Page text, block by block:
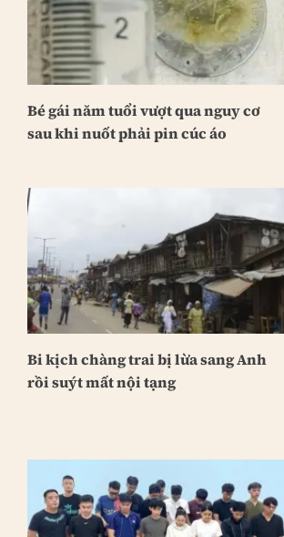
Bé gái năm tuổi vượt qua nguy cơ
sau khi nuốt phải pin cúc áo
Bi kịch chàng trai bị lừa sang Anh
rồi suýt mất nội tạng